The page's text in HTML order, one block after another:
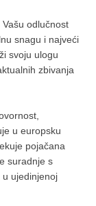
odlučnost
snagu i najveći
svoju ulogu
zbivanja
u europsku
pojačana
suradnje s
u ujedinjenoj